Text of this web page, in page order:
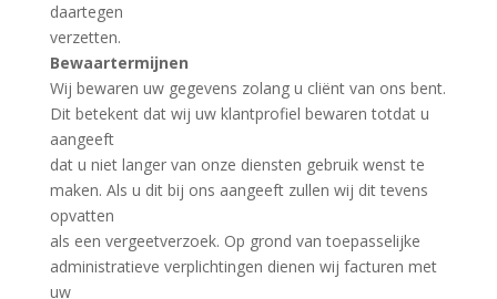
daartegen
verzetten.
Bewaartermijnen
Wij bewaren uw gegevens zolang u cliënt van ons bent.
Dit betekent dat wij uw klantprofiel bewaren totdat u
aangeeft
dat u niet langer van onze diensten gebruik wenst te
maken. Als u dit bij ons aangeeft zullen wij dit tevens
opvatten
als een vergeetverzoek. Op grond van toepasselijke
administratieve verplichtingen dienen wij facturen met
uw